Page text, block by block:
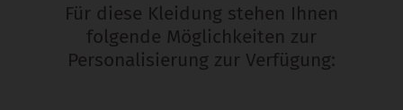
Für diese Kleidung stehen Ihnen
folgende Möglichkeiten zur
Personalisierung zur Verfügung: